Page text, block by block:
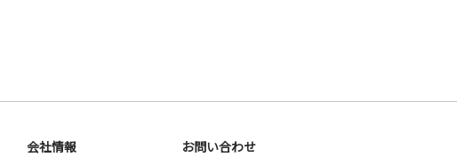
会社情報 お問い合わせ